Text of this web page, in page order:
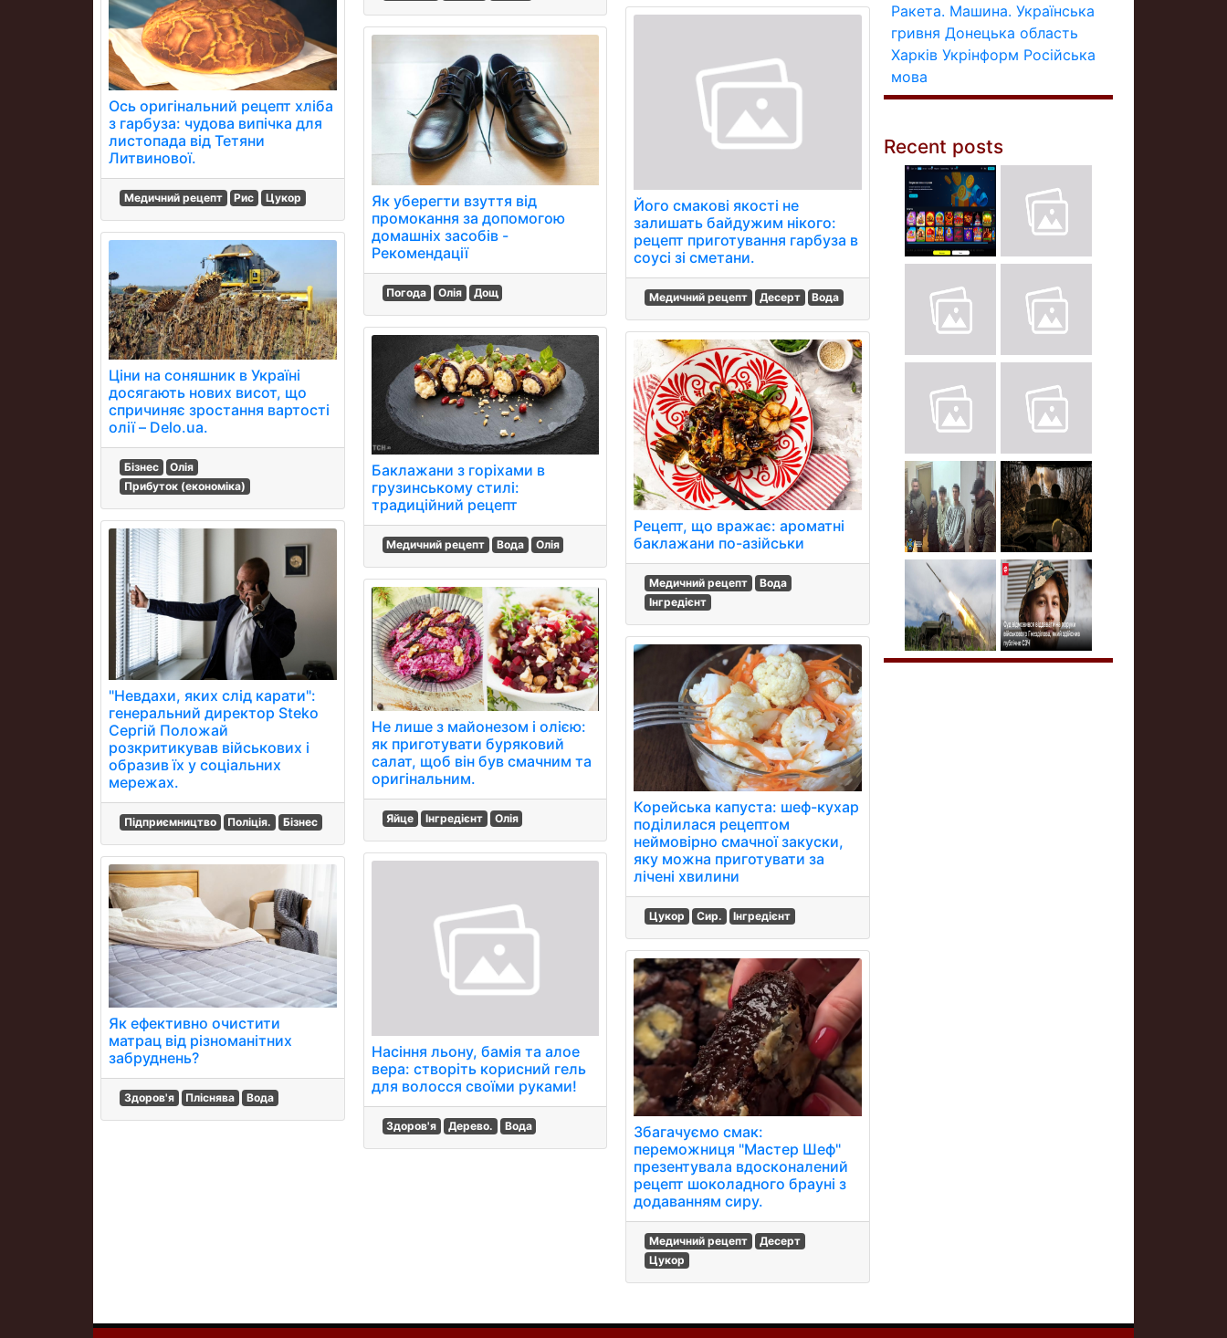
Ось оригінальний рецепт хліба
з гарбуза: чудова випічка для
листопада від Тетяни
Литвинової.
Медичний рецепт Рис Цукор
Ціни на соняшник в Україні
досягають нових висот, що
спричиняє зростання вартості
олії – Delo.ua.
Бізнес
Олія
Прибуток (економіка)
"Невдахи, яких слід карати":
генеральний директор Steko
Сергій Положай
розкритикував військових і
образив їх у соціальних
мережах.
Підприємництво Поліція. Бізнес
Як ефективно очистити
матрац від різноманітних
забруднень?
Здоров'я Пліснява Вода
Як уберегти взуття від
промокання за допомогою
домашніх засобів -
Рекомендації
Погода Олія Дощ
Баклажани з горіхами в
грузинському стилі:
традиційний рецепт
Медичний рецепт Вода Олія
Не лише з майонезом і олією:
як приготувати буряковий
салат, щоб він був смачним та
оригінальним.
Яйце Інгредієнт Олія
Насіння льону, бамія та алое
вера: створіть корисний гель
для волосся своїми руками!
Здоров'я Дерево. Вода
Його смакові якості не
залишать байдужим нікого:
рецепт приготування гарбуза в
соусі зі сметани.
Медичний рецепт Десерт Вода
Рецепт, що вражає: ароматні
баклажани по-азійськи
Медичний рецепт
Вода
Інгредієнт
Корейська капуста: шеф-кухар
поділилася рецептом
неймовірно смачної закуски,
яку можна приготувати за
лічені хвилини
Цукор Сир. Інгредієнт
Збагачуємо смак:
переможниця "Мастер Шеф"
презентувала вдосконалений
рецепт шоколадного брауні з
додаванням сиру.
Медичний рецепт
Десерт
Цукор
Ракета. Машина. Українська
гривня Донецька область
Харків Укрінформ Російська
мова
Recent posts